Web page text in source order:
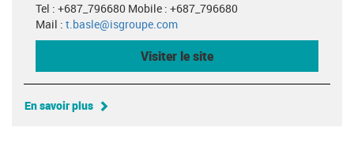
Tel : +687_796680 Mobile : +687_796680
Mail : t.basle@isgroupe.com
Visiter le site
En savoir plus